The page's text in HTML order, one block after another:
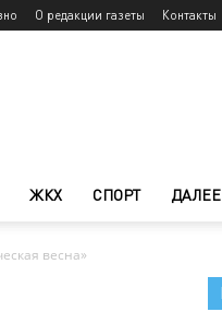
О редакции газеты Контакты
ЖКХ СПОРТ ДАЛЕЕ
весна»